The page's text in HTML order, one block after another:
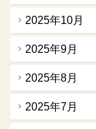
2025年10月
2025年9月
2025年8月
2025年7月